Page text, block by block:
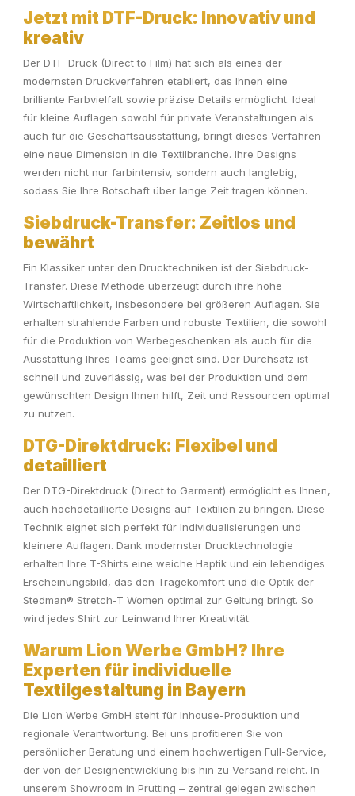
Jetzt mit DTF-Druck: Innovativ und
kreativ
Der DTF-Druck (Direct to Film) hat sich als eines der
modernsten Druckverfahren etabliert, das Ihnen eine
brilliante Farbvielfalt sowie präzise Details ermöglicht. Ideal
für kleine Auflagen sowohl für private Veranstaltungen als
auch für die Geschäftsausstattung, bringt dieses Verfahren
eine neue Dimension in die Textilbranche. Ihre Designs
werden nicht nur farbintensiv, sondern auch langlebig,
sodass Sie Ihre Botschaft über lange Zeit tragen können.
Siebdruck-Transfer: Zeitlos und
bewährt
Ein Klassiker unter den Drucktechniken ist der Siebdruck-
Transfer. Diese Methode überzeugt durch ihre hohe
Wirtschaftlichkeit, insbesondere bei größeren Auflagen. Sie
erhalten strahlende Farben und robuste Textilien, die sowohl
für die Produktion von Werbegeschenken als auch für die
Ausstattung Ihres Teams geeignet sind. Der Durchsatz ist
schnell und zuverlässig, was bei der Produktion und dem
gewünschten Design Ihnen hilft, Zeit und Ressourcen optimal
zu nutzen.
DTG-Direktdruck: Flexibel und
detailliert
Der DTG-Direktdruck (Direct to Garment) ermöglicht es Ihnen,
auch hochdetaillierte Designs auf Textilien zu bringen. Diese
Technik eignet sich perfekt für Individualisierungen und
kleinere Auflagen. Dank modernster Drucktechnologie
erhalten Ihre T-Shirts eine weiche Haptik und ein lebendiges
Erscheinungsbild, das den Tragekomfort und die Optik der
Stedman® Stretch-T Women optimal zur Geltung bringt. So
wird jedes Shirt zur Leinwand Ihrer Kreativität.
Warum Lion Werbe GmbH? Ihre
Experten für individuelle
Textilgestaltung in Bayern
Die Lion Werbe GmbH steht für Inhouse-Produktion und
regionale Verantwortung. Bei uns profitieren Sie von
persönlicher Beratung und einem hochwertigen Full-Service,
der von der Designentwicklung bis hin zu Versand reicht. In
unserem Showroom in Prutting – zentral gelegen zwischen